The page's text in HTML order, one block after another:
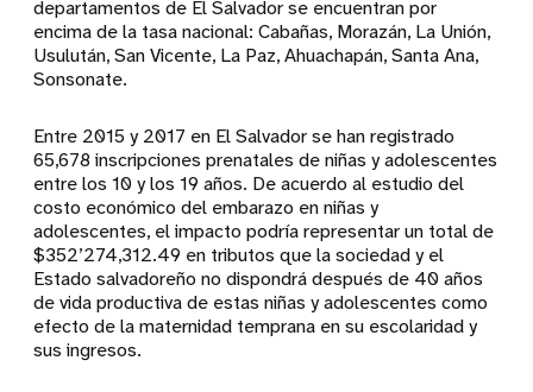
departamentos de El Salvador se encuentran por
encima de la tasa nacional: Cabañas, Morazán, La Unión,
Usulután, San Vicente, La Paz, Ahuachapán, Santa Ana,
Sonsonate.
Entre 2015 y 2017 en El Salvador se han registrado
65,678 inscripciones prenatales de niñas y adolescentes
entre los 10 y los 19 años. De acuerdo al estudio del
costo económico del embarazo en niñas y
adolescentes, el impacto podría representar un total de
$352’274,312.49 en tributos que la sociedad y el
Estado salvadoreño no dispondrá después de 40 años
de vida productiva de estas niñas y adolescentes como
efecto de la maternidad temprana en su escolaridad y
sus ingresos.